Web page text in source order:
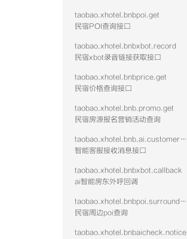
taobao.xhotel.bnbpoi.get
民宿POI查询接口
taobao.xhotel.bnbxbot.record
民宿xbot录音链接获取接口
taobao.xhotel.bnbprice.get
民宿价格查询接口
taobao.xhotel.bnb.promo.get
民宿房源报名营销活动查询
taobao.xhotel.bnb.ai.customer.message
智能客服接收消息接口
taobao.xhotel.bnbxbot.callback
ai智能房东外呼回调
taobao.xhotel.bnbpoi.surrounding
民宿周边poi查询
taobao.xhotel.bnbaicheck.notice